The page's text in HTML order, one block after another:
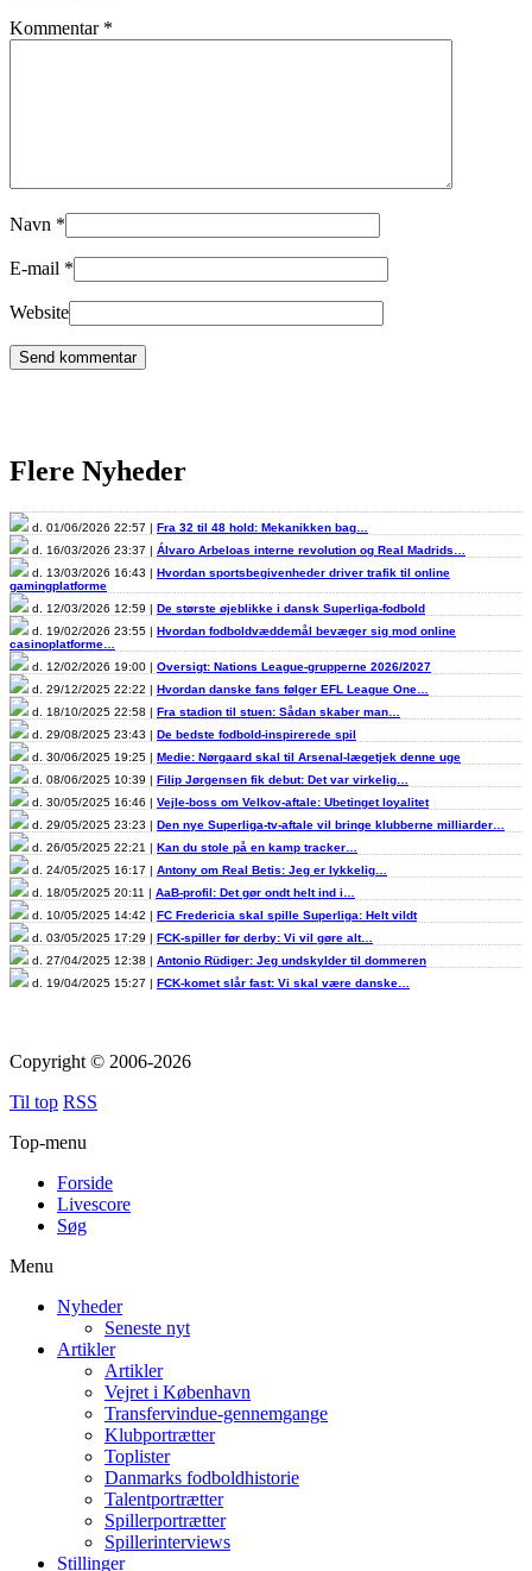
Kommentar *
Navn *
E-mail *
Website
Flere Nyheder
d. 01/06/2026 22:57 | Fra 32 til 48 hold: Mekanikken bag…
d. 16/03/2026 23:37 | Álvaro Arbeloas interne revolution og Real Madrids…
d. 13/03/2026 16:43 | Hvordan sportsbegivenheder driver trafik til online
gamingplatforme
d. 12/03/2026 12:59 | De største øjeblikke i dansk Superliga-fodbold
d. 19/02/2026 23:55 | Hvordan fodboldvæddemål bevæger sig mod online
casinoplatforme…
d. 12/02/2026 19:00 | Oversigt: Nations League-grupperne 2026/2027
d. 29/12/2025 22:22 | Hvordan danske fans følger EFL League One…
d. 18/10/2025 22:58 | Fra stadion til stuen: Sådan skaber man…
d. 29/08/2025 23:43 | De bedste fodbold-inspirerede spil
d. 30/06/2025 19:25 | Medie: Nørgaard skal til Arsenal-lægetjek denne uge
d. 08/06/2025 10:39 | Filip Jørgensen fik debut: Det var virkelig…
d. 30/05/2025 16:46 | Vejle-boss om Velkov-aftale: Ubetinget loyalitet
d. 29/05/2025 23:23 | Den nye Superliga-tv-aftale vil bringe klubberne milliarder…
d. 26/05/2025 22:21 | Kan du stole på en kamp tracker…
d. 24/05/2025 16:17 | Antony om Real Betis: Jeg er lykkelig…
d. 18/05/2025 20:11 | AaB-profil: Det gør ondt helt ind i…
d. 10/05/2025 14:42 | FC Fredericia skal spille Superliga: Helt vildt
d. 03/05/2025 17:29 | FCK-spiller før derby: Vi vil gøre alt…
d. 27/04/2025 12:38 | Antonio Rüdiger: Jeg undskylder til dommeren
d. 19/04/2025 15:27 | FCK-komet slår fast: Vi skal være danske…
Copyright © 2006-2026
Til top RSS
Top-menu
Forside
Livescore
Søg
Menu
Nyheder
Seneste nyt
Artikler
Artikler
Vejret i København
Transfervindue-gennemgange
Klubportrætter
Toplister
Danmarks fodboldhistorie
Talentportrætter
Spillerportrætter
Spillerinterviews
Stillinger